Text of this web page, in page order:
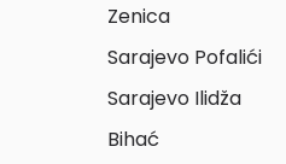
Zenica
Sarajevo Pofalići
Sarajevo Ilidža
Bihać